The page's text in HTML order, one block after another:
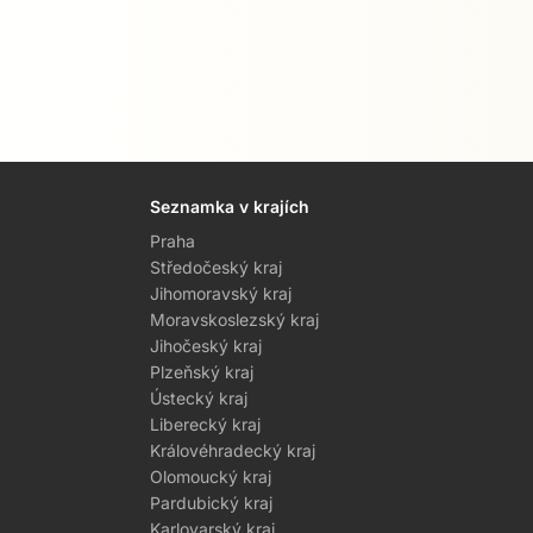
Seznamka v krajích
Praha
Středočeský kraj
Jihomoravský kraj
Moravskoslezský kraj
Jihočeský kraj
Plzeňský kraj
Ústecký kraj
Liberecký kraj
Královéhradecký kraj
Olomoucký kraj
Pardubický kraj
Karlovarský kraj